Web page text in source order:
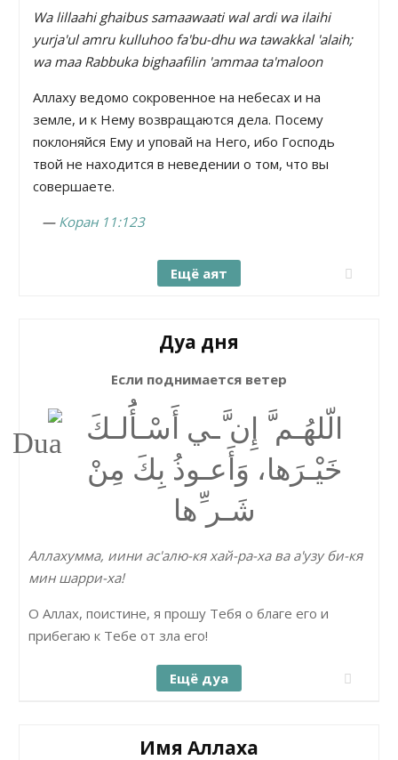
Wa lillaahi ghaibus samaawaati wal ardi wa ilaihi
yurja'ul amru kulluhoo fa'bu-dhu wa tawakkal 'alaih;
wa maa Rabbuka bighaafilin 'ammaa ta'maloon
Аллаху ведомо сокровенное на небесах и на
земле, и к Нему возвращаются дела. Посему
поклоняйся Ему и уповай на Него, ибо Господь
твой не находится в неведении о том, что вы
совершаете.
— Коран 11:123
Ещё аят
Дуа дня
Если поднимается ветер
الّلھُـم َّ إِن َّـي أَسْـأَُلـكَ
خَیْـرَھا، وَأَعـوذُ بِكَ مِنْ
شَـر ِّھا
Аллахумма, иини ас'алю-кя хай-ра-ха ва а'узу би-кя
мин шарри-ха!
О Аллах, поистине, я прошу Тебя о благе его и
прибегаю к Тебе от зла его!
Ещё дуа
Имя Аллаха